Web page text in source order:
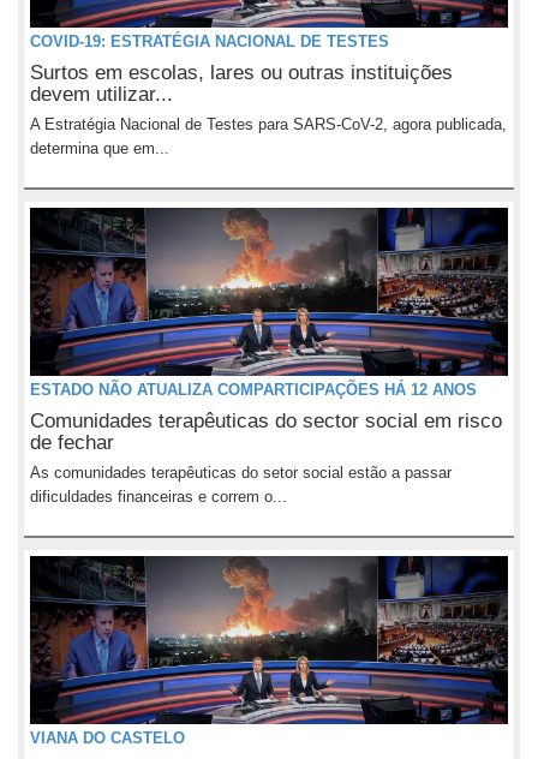
COVID-19: ESTRATÉGIA NACIONAL DE TESTES
Surtos em escolas, lares ou outras instituições
devem utilizar...
A Estratégia Nacional de Testes para SARS-CoV-2, agora publicada,
determina que em...
ESTADO NÃO ATUALIZA COMPARTICIPAÇÕES HÁ 12 ANOS
Comunidades terapêuticas do sector social em risco
de fechar
As comunidades terapêuticas do setor social estão a passar
dificuldades financeiras e correm o...
VIANA DO CASTELO